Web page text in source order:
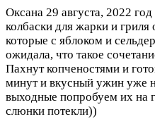
Оксана 29 августа, 2022 год
колбаски для жарки и гриля
которые с яблоком и
ожидала, что такое
Пахнут копченостями и
минут и вкусный ужин уже
выходные попробуем их на
слюнки потекли))